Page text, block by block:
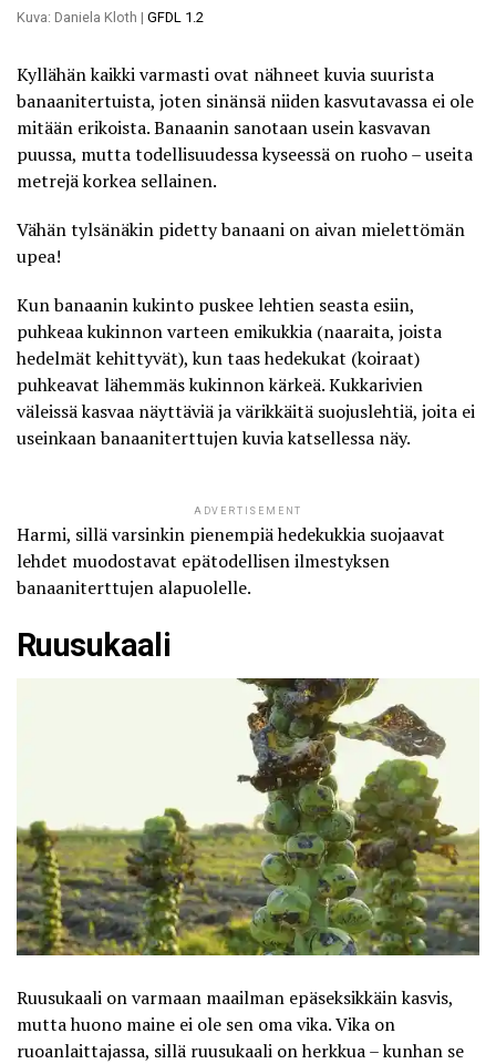
Kuva: Daniela Kloth | GFDL 1.2
Kyllähän kaikki varmasti ovat nähneet kuvia suurista
banaanitertuista, joten sinänsä niiden kasvutavassa ei ole
mitään erikoista. Banaanin sanotaan usein kasvavan
puussa, mutta todellisuudessa kyseessä on ruoho – useita
metrejä korkea sellainen.
Vähän tylsänäkin pidettybanaani on aivan mielettömän
upea!
Kun banaanin kukinto puskee lehtien seasta esiin,
puhkeaa kukinnon varteen emikukkia (naaraita, joista
hedelmät kehittyvät), kun taas hedekukat (koiraat)
puhkeavat lähemmäs kukinnon kärkeä. Kukkarivien
väleissä kasvaa näyttäviä ja värikkäitä suojuslehtiä, joita ei
useinkaan banaaniterttujen kuvia katsellessa näy.
ADVERTISEMENT
Harmi, sillä varsinkin pienempiä hedekukkia suojaavat
lehdet muodostavat epätodellisen ilmestyksen
banaaniterttujen alapuolelle.
Ruusukaali
Ruusukaali on varmaan maailman epäseksikkäin kasvis,
mutta huono maine ei ole sen oma vika. Vika on
ruoanlaittajassa, sillä ruusukaali on herkkua – kunhan se